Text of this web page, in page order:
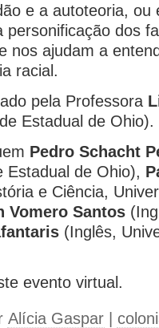
e a autoteoria, ou
personificação dos
nos ajudam a
racial.
pela Professora
Estadual de Ohio).
Pedro Schacht
Estadual de Ohio),
e Ciência,
Vomero Santos
(Inglês,
evento virtual.
Alícia Gaspar